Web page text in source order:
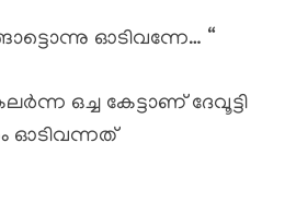
ഓടിവന്നേ… “
ഒച്ച കേട്ടാണ് ദേവൂട്ടി
ഓടിവന്നത്